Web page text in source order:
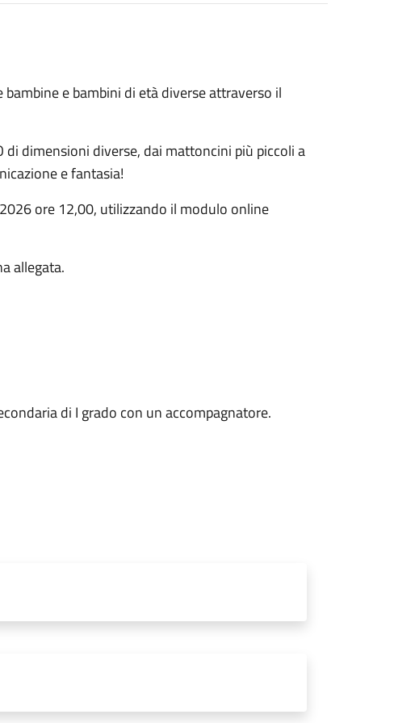
e bambini di età diverse attraverso il
dimensioni diverse, dai mattoncini più piccoli a
e fantasia!
ore 12,00, utilizzando il modulo online
allegata.
di I grado con un accompagnatore.